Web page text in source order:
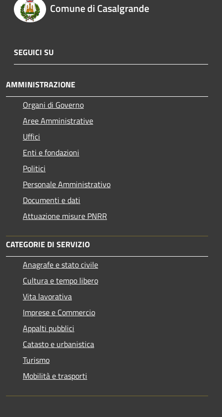
Comune di Casalgrande
SEGUICI SU
AMMINISTRAZIONE
Organi di Governo
Aree Amministrative
Uffici
Enti e fondazioni
Politici
Personale Amministrativo
Documenti e dati
Attuazione misure PNRR
CATEGORIE DI SERVIZIO
Anagrafe e stato civile
Cultura e tempo libero
Vita lavorativa
Imprese e Commercio
Appalti pubblici
Catasto e urbanistica
Turismo
Mobilità e trasporti